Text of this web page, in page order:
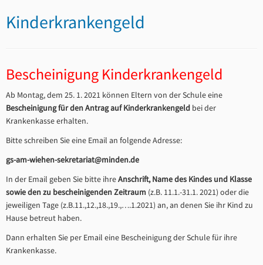
Kinderkrankengeld
Bescheinigung Kinderkrankengeld
Ab Montag, dem 25. 1. 2021 können Eltern von der Schule eine
Bescheinigung für den Antrag auf Kinderkrankengeld bei der
Krankenkasse erhalten.
Bitte schreiben Sie eine Email an folgende Adresse:
gs-am-wiehen-sekretariat@minden.de
In der Email geben Sie bitte ihreAnschrift, Name des Kindes und Klasse
sowie den zu bescheinigenden Zeitraum (z.B. 11.1.-31.1. 2021) oder die
jeweiligen Tage (z.B.11.,12.,18.,19.,….1.2021) an, an denen Sie ihr Kind zu
Hause betreut haben.
Dann erhalten Sie per Email eine Bescheinigung der Schule für ihre
Krankenkasse.